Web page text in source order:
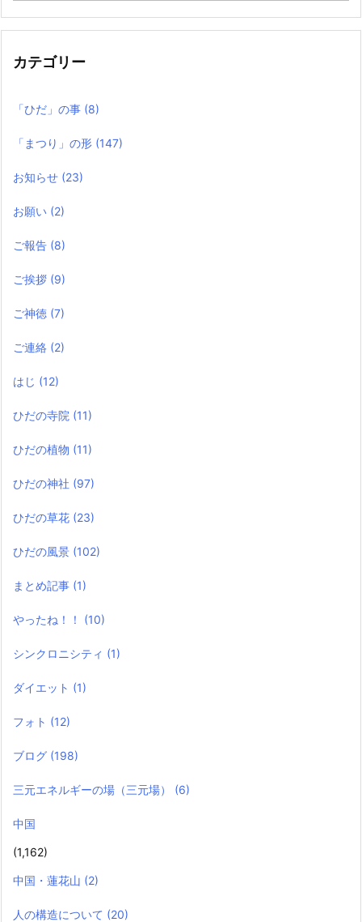
記
カテゴリー
「ひだ」の事 (8)
「まつり」の形 (147)
お知らせ (23)
お願い (2)
ご報告 (8)
ご挨拶 (9)
ご神徳 (7)
ご連絡 (2)
はじ (12)
ひだの寺院 (11)
ひだの植物 (11)
ひだの神社 (97)
ひだの草花 (23)
ひだの風景 (102)
まとめ記事 (1)
やったね！！ (10)
シンクロニシティ (1)
ダイエット (1)
フォト (12)
ブログ (198)
三元エネルギーの場（三元場） (6)
中国
(1,162)
中国・蓮花山 (2)
人の構造について (20)